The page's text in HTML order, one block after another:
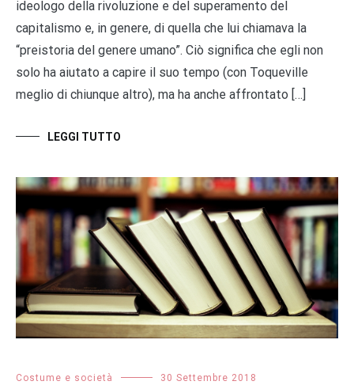
ideologo della rivoluzione e del superamento del
capitalismo e, in genere, di quella che lui chiamava la
“preistoria del genere umano”. Ciò significa che egli non
solo ha aiutato a capire il suo tempo (con Toqueville
meglio di chiunque altro), ma ha anche affrontato […]
LEGGI TUTTO
Costume e società 30 Settembre 2018